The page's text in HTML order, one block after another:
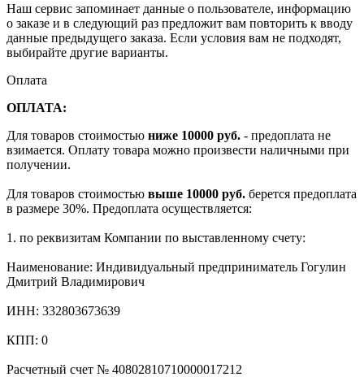
Наш сервис запоминает данные о пользователе, информацию
о заказе и в следующий раз предложит вам повторить к вводу
данные предыдущего заказа. Если условия вам не подходят,
выбирайте другие варианты.
Оплата
ОПЛАТА:
Для товаров стоимостью ниже 10000 руб. - предоплата не
взимается. Оплату товара можно произвести наличными при
получении.
Для товаров стоимостью выше 10000 руб. берется предоплата
в размере 30%. Предоплата осуществляется:
1. по реквизитам Компании по выставленному счету:
Наименование: Индивидуальный предприниматель Гогулин
Дмитрий Владимирович
ИНН: 332803673639
КПП: 0
Расчетный счет № 40802810710000017212